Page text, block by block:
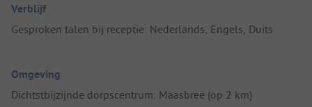
Verblijf
Gesproken talen bij receptie: Nederlands, Engels, Duits
Omgeving
Dichtstbijzijnde dorpscentrum: Maasbree (op 2 km)